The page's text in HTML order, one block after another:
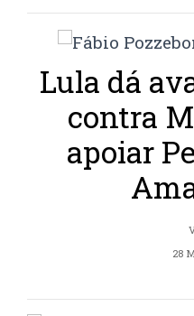
Lula dá
contra
apoiar
28